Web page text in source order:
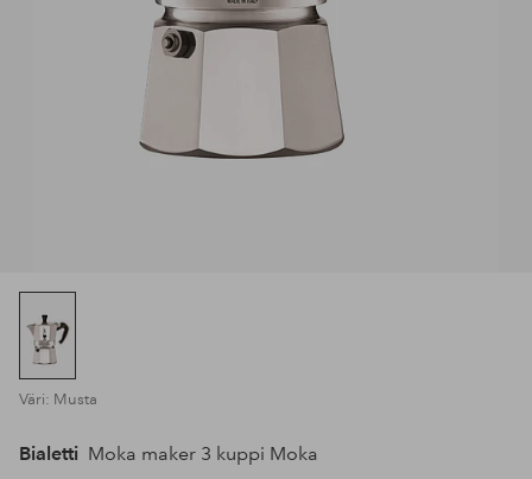
Väri: Musta
Bialetti Moka maker 3 kuppi Moka